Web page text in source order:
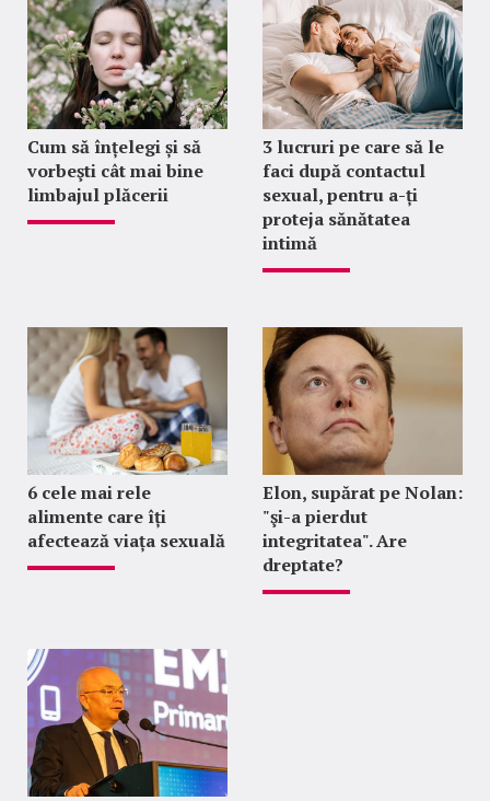
Cum să înțelegi și să
vorbeşti cât mai bine
limbajul plăcerii
3 lucruri pe care să le
faci după contactul
sexual, pentru a-ți
proteja sănătatea
intimă
6 cele mai rele
alimente care îți
afectează viața sexuală
Elon, supărat pe Nolan:
"şi-a pierdut
integritatea". Are
dreptate?